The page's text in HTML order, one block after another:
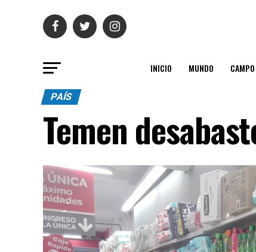
INICIO MUNDO CAMPO
PAÍS
Temen